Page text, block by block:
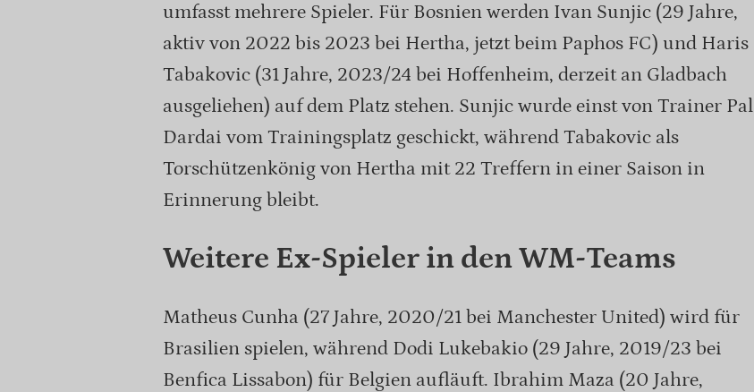
umfasst mehrere Spieler. Für Bosnien werden Ivan Sunjic (29 Jahre,
aktiv von 2022 bis 2023 bei Hertha, jetzt beim Paphos FC) und Haris
Tabakovic (31 Jahre, 2023/24 bei Hoffenheim, derzeit an Gladbach
ausgeliehen) auf dem Platz stehen. Sunjic wurde einst von Trainer Pal
Dardai vom Trainingsplatz geschickt, während Tabakovic als
Torschützenkönig von Hertha mit 22 Treffern in einer Saison in
Erinnerung bleibt.
Weitere Ex-Spieler in den WM-Teams
Matheus Cunha (27 Jahre, 2020/21 bei Manchester United) wird für
Brasilien spielen, während Dodi Lukebakio (29 Jahre, 2019/23 bei
Benfica Lissabon) für Belgien aufläuft. Ibrahim Maza (20 Jahre,